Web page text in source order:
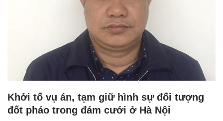
Khởi tố vụ án, tạm giữ hình sự đối tượng
đốt pháo trong đám cưới ở Hà Nội